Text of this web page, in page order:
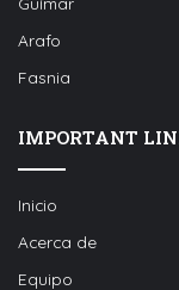
Arafo
Fasnia
IMPORTANT
Inicio
Acerca de
Equipo